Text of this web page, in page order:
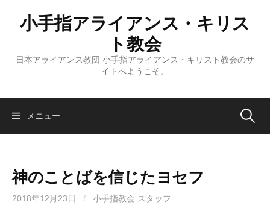
ス
小手指アライアンス・キリス
ト教会
日本アライアンス教団 小手指アライアンス・キリスト教会のサ
イトへようこそ。
メニュー 検
神のことばを信じたヨセフ
2018年12月23日 / 小手指教会 スタッフ